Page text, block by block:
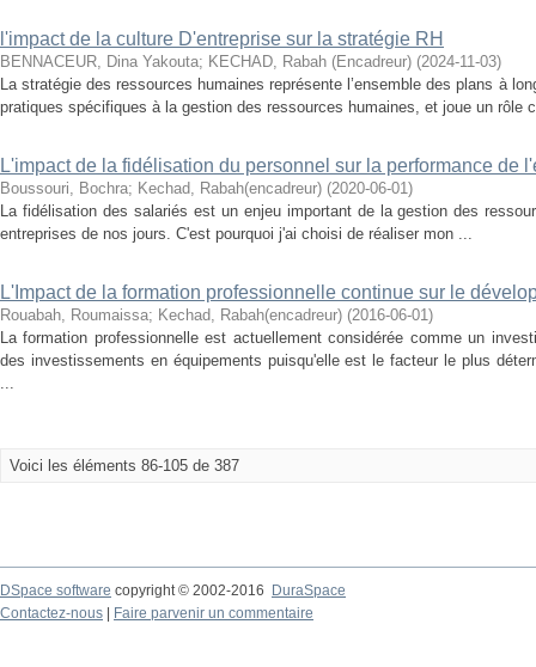
l'impact de la culture D'entreprise sur la stratégie RH
BENNACEUR, Dina Yakouta; KECHAD, Rabah (Encadreur) (2024-11-03)
La stratégie des ressources humaines représente l’ensemble des plans à
pratiques spécifiques à la gestion des ressources humaines, et joue un rôle
L'impact de la fidélisation du personnel sur la performance de
Boussouri, Bochra; Kechad, Rabah(encadreur) (2020-06-01)
La fidélisation des salariés est un enjeu important de la gestion des
entreprises de nos jours. C'est pourquoi j'ai choisi de réaliser mon ...
L'Impact de la formation professionnelle continue sur le
Rouabah, Roumaissa; Kechad, Rabah(encadreur) (2016-06-01)
La formation professionnelle est actuellement considérée comme un
des investissements en équipements puisqu'elle est le facteur le plus
...
Voici les éléments 86-105 de 387
DSpace software copyright © 2002-2016
DuraSpace
Contactez-nous
Faire parvenir un commentaire